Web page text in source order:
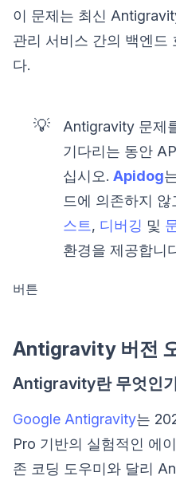
이 문제는 최신
관리 서비스 간의 백엔드
다.
💡
Antigravity 문제
기다리는 동안
십시오.Apidog
드에 의존하지 않
스트, 디버깅 및
환경을 제공합니
버튼
Antigravity 버전
Antigravity란 무엇인
Google Antigravity는
Pro 기반의 실험적인 에
존 코딩 도우미와 달리